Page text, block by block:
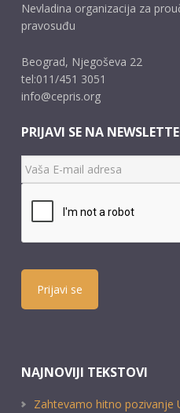
Nevladina organizacija za
pravosuđu
Beograd, Njegoševa 22
tel:011/451 3051
info@cepris.org
PRIJAVI SE NA
Prijavi se
NAJNOVIJI TEKSTOVI
Zahtevamo hitno pozivanje